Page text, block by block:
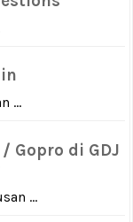
...
Gopro di GDJ
...